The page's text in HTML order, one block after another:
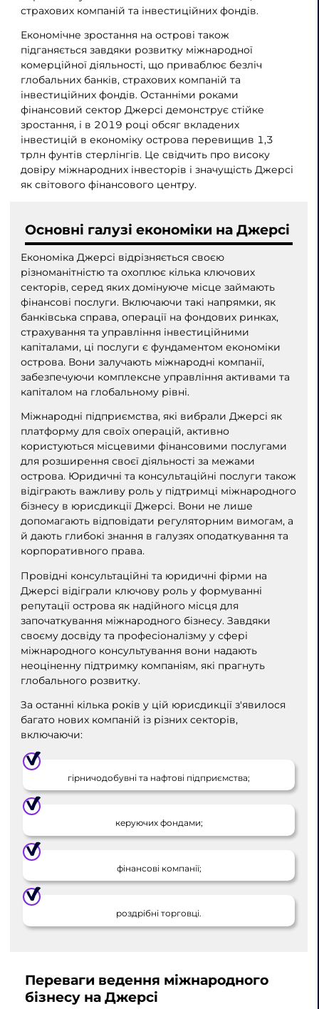
страхових компаній та інвестиційних фондів.
Економічне зростання на острові також
підганяється завдяки розвитку міжнародної
комерційної діяльності, що приваблює безліч
глобальних банків, страхових компаній та
інвестиційних фондів. Останніми роками
фінансовий сектор Джерсі демонструє стійке
зростання, і в 2019 році обсяг вкладених
інвестицій в економіку острова перевищив 1,3
трлн фунтів стерлінгів. Це свідчить про високу
довіру міжнародних інвесторів і значущість Джерсі
як світового фінансового центру.
Основні галузі економіки на Джерсі
Економіка Джерсі відрізняється своєю
різноманітністю та охоплює кілька ключових
секторів, серед яких домінуюче місце займають
фінансові послуги. Включаючи такі напрямки, як
банківська справа, операції на фондових ринках,
страхування та управління інвестиційними
капіталами, ці послуги є фундаментом економіки
острова. Вони залучають міжнародні компанії,
забезпечуючи комплексне управління активами та
капіталом на глобальному рівні.
Міжнародні підприємства, які вибрали Джерсі як
платформу для своїх операцій, активно
користуються місцевими фінансовими послугами
для розширення своєї діяльності за межами
острова. Юридичні та консультаційні послуги також
відіграють важливу роль у підтримці міжнародного
бізнесу в юрисдикції Джерсі. Вони не лише
допомагають відповідати регуляторним вимогам, а
й дають глибокі знання в галузях оподаткування та
корпоративного права.
Провідні консультаційні та юридичні фірми на
Джерсі відіграли ключову роль у формуванні
репутації острова як надійного місця для
започаткування міжнародного бізнесу. Завдяки
своєму досвіду та професіоналізму у сфері
міжнародного консультування вони надають
неоціненну підтримку компаніям, які прагнуть
глобального розвитку.
За останні кілька років у цій юрисдикції з'явилося
багато нових компаній із різних секторів,
включаючи:
гірничодобувні та нафтові підприємства;
керуючих фондами;
фінансові компанії;
роздрібні торговці.
Переваги ведення міжнародного
бізнесу на Джерсі